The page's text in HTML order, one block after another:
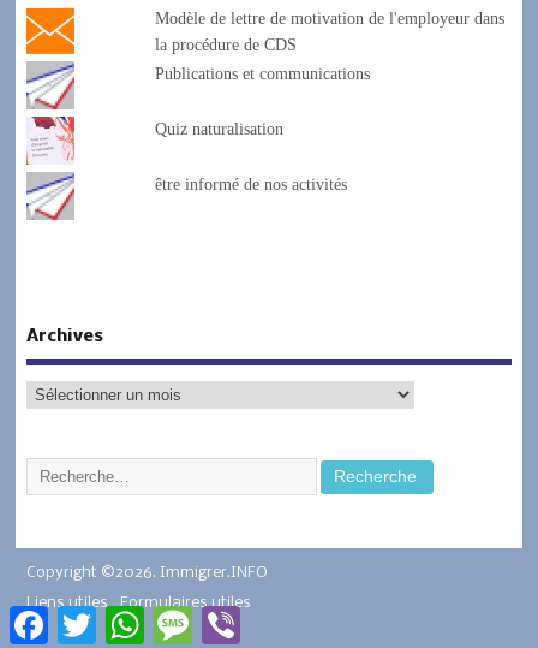
Modèle de lettre de motivation de l'employeur dans
la procédure de CDS
Publications et communications
Quiz naturalisation
être informé de nos activités
Archives
Copyright ©2026. Immigrer.INFO
Liens utiles
Formulaires utiles
FacebookTwitter WhatsAppMessage